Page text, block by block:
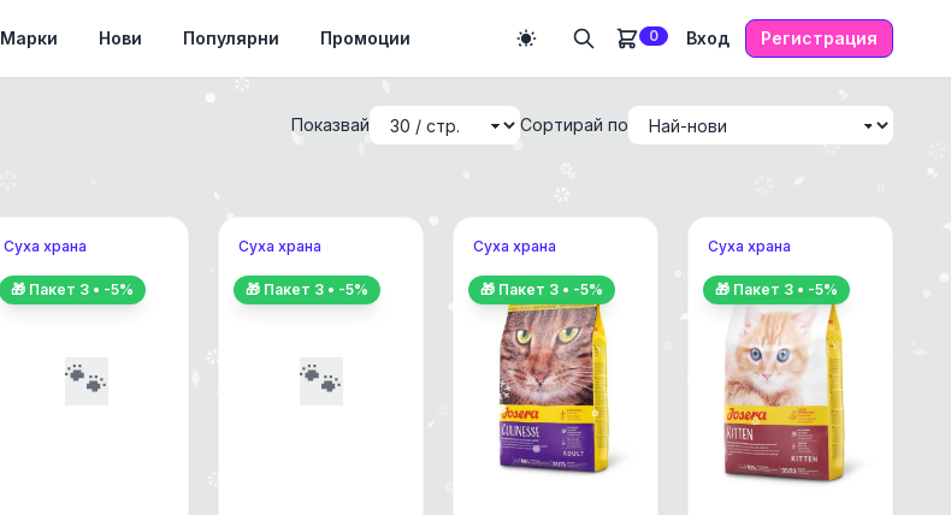
Марки Нови Популярни Промоции 0 Вход Регистрация
Показвай Сортирай по
🎁 Пакет 3 • -5%
Суха храна
🐾
🎁 Пакет 3 • -5%
Суха храна
🐾
🎁 Пакет 3 • -5%
Суха храна
🎁 Пакет 3 • -5%
Суха храна